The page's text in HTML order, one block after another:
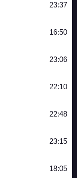
23:37
16:50
23:06
22:10
22:48
23:15
18:05